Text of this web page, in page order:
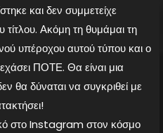
και δεν συμμετείχε
τίτλου. Ακόμη τη θυμάμαι τη
υπέροχου αυτού τύπου και ο
ΠΟΤΕ. Θα είναι μια
θα δύναται να συγκριθεί με
στο Instagram στον κόσμο